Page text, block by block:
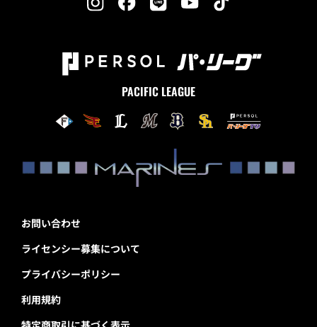
PACIFIC LEAGUE
お問い合わせ
ライセンシー募集について
プライバシーポリシー
利用規約